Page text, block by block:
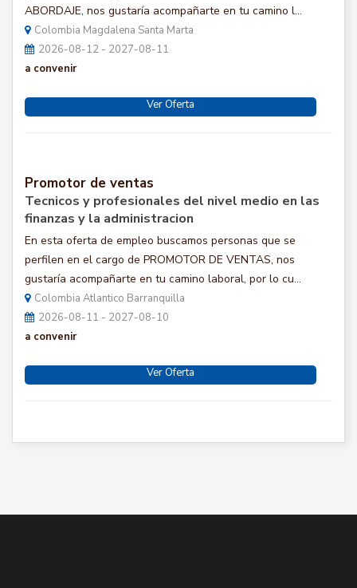
ABORDAJE, nos gustaría acompañarte en tu camino l...
Colombia Magdalena Santa Marta
2026-08-12 - 2027-08-11
a convenir
Ver Oferta
Promotor de ventas
Tecnicos y profesionales del nivel medio en las
finanzas y la administracion
En esta oferta de empleo buscamos personas que se
perfilen en el cargo de PROMOTOR DE VENTAS, nos
gustaría acompañarte en tu camino laboral, por lo cu...
Colombia Atlantico Barranquilla
2026-08-11 - 2027-08-10
a convenir
Ver Oferta